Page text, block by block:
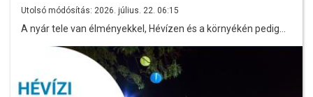
Utolsó módósítás: 2026. július. 22. 06:15
A nyár tele van élményekkel, Hévízen és a környékén pedig…